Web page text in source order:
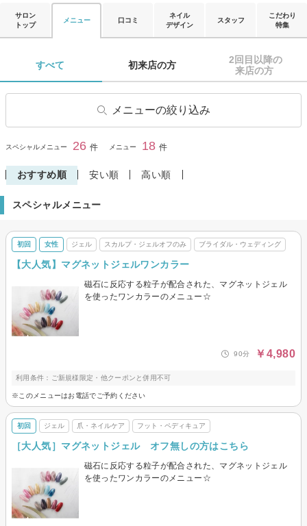
サロン
トップ
メニュー 口コミ
ネイル
デザイン
スタッフ
こだわり
特集
すべて 初来店の方
2回目以降の
来店の方
メニューの絞り込み
スカルプ・ジェルオフのみ
閉じる
スペシャルメニュー 26 件 メニュー 18 件
おすすめ順 安い順 高い順
スペシャルメニュー
初回 女性 ジェル スカルプ・ジェルオフのみ ブライダル・ウェディング
【大人気】マグネットジェルワンカラー
磁石に反応する粒子が配合された、マグネットジェル
を使ったワンカラーのメニュー☆
90分 ￥4,980
利用条件：ご新規様限定・他クーポンと併用不可
※このメニューはお電話でご予約ください
初回 ジェル 爪・ネイルケア フット・ペディキュア
［大人気］マグネットジェル オフ無しの方はこちら
磁石に反応する粒子が配合された、マグネットジェル
を使ったワンカラーのメニュー☆